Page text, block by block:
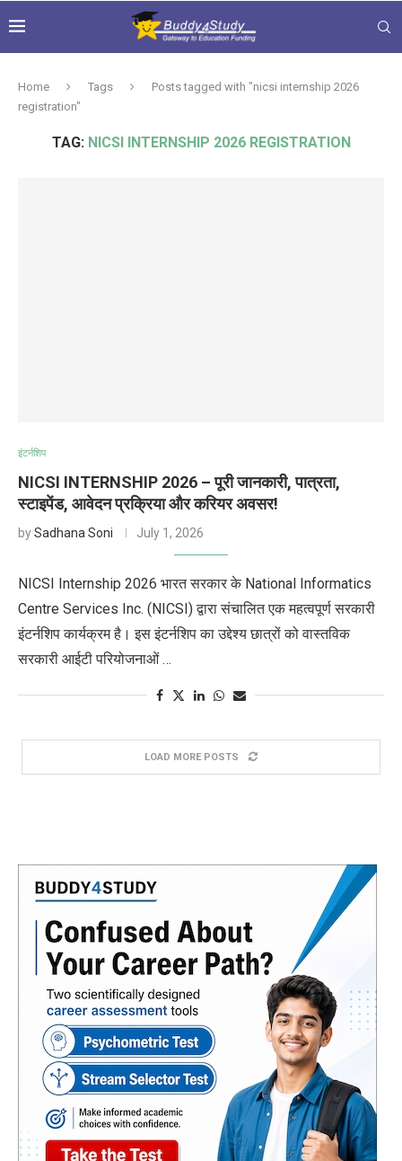
Home Tags
Posts tagged with "nicsi internship 2026
registration"
TAG: NICSI INTERNSHIP 2026 REGISTRATION
इंटर्नशिप
NICSI INTERNSHIP 2026 – पूरी जानकारी, पात्रता,
स्टाइपेंड, आवेदन प्रक्रिया और करियर अवसर!
bySadhana Soni July 1, 2026
NICSI Internship 2026 भारत सरकार के National Informatics
Centre Services Inc. (NICSI) द्वारा संचालित एक महत्वपूर्ण सरकारी
इंटर्नशिप कार्यक्रम है। इस इंटर्नशिप का उद्देश्य छात्रों को वास्तविक
सरकारी आईटी परियोजनाओं …
LOAD MORE POSTS